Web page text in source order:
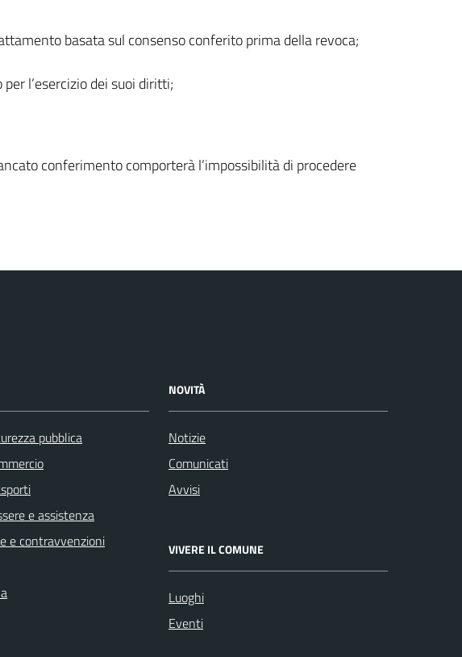
basata sul consenso conferito prima della revoca;
l’esercizio dei suoi diritti;
conferimento comporterà l’impossibilità di procedere
pubblica
e assistenza
e contravvenzioni
NOVITÀ
Notizie
Comunicati
Avvisi
VIVERE IL COMUNE
Luoghi
Eventi